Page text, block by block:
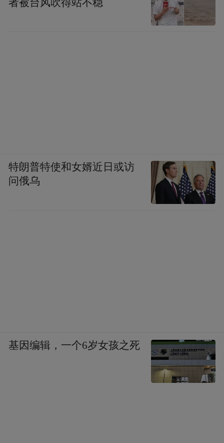
者被台风吹得站不稳
特朗普特使和女婿近日或访
问俄乌
基因编辑，一个6岁女孩之死